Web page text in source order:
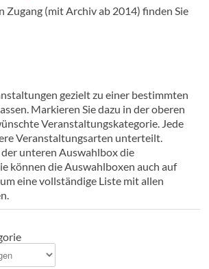
Zugang (mit Archiv ab 2014) finden Sie
gezielt zu einer bestimmten
Markieren Sie dazu in der oberen
Veranstaltungskategorie. Jede
Veranstaltungsarten unterteilt.
unteren Auswahlbox die
können die Auswahlboxen auch auf
eine vollständige Liste mit allen